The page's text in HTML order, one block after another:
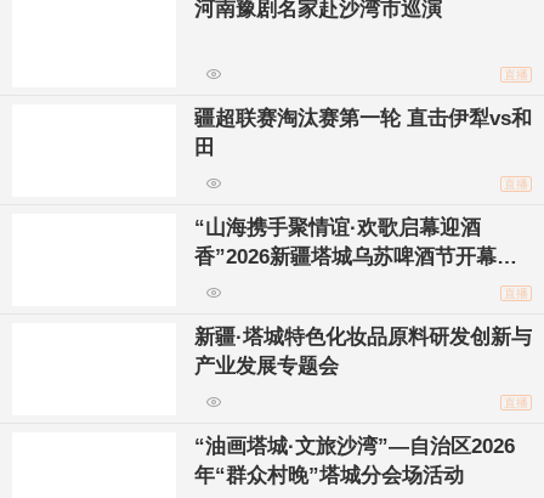
河南豫剧名家赴沙湾市巡演
直播
疆超联赛淘汰赛第一轮 直击伊犁vs和
田
直播
“山海携手聚情谊·欢歌启幕迎酒
香”2026新疆塔城乌苏啤酒节开幕式
暨主题文艺晚会
直播
新疆·塔城特色化妆品原料研发创新与
产业发展专题会
直播
“油画塔城·文旅沙湾”—自治区2026
年“群众村晚”塔城分会场活动